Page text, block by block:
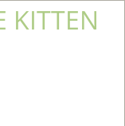
KITTEN